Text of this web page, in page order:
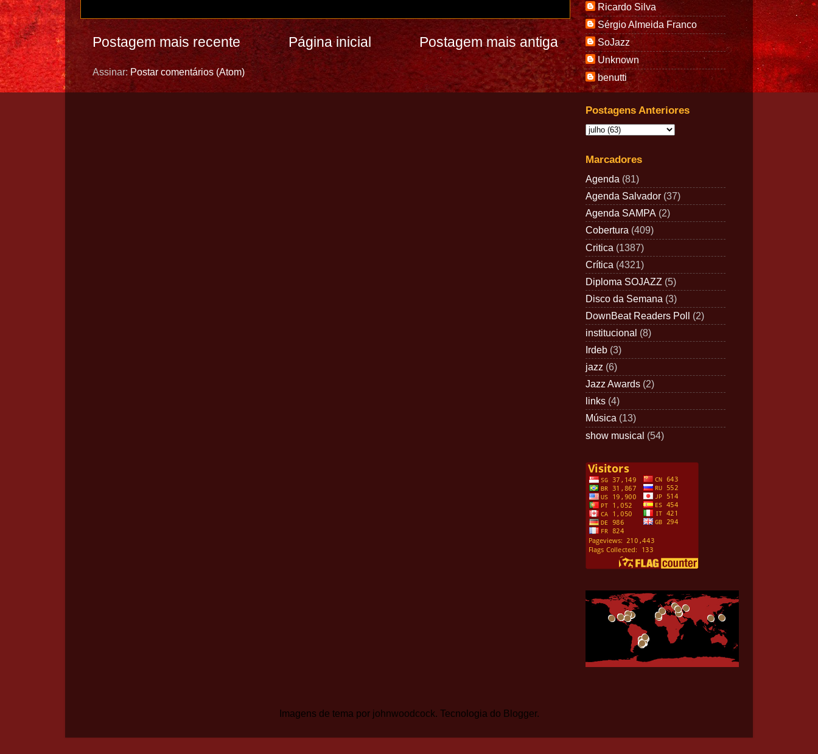
Postagem mais recente Postagem mais antiga
Página inicial
Assinar:Postar comentários (Atom)
Ricardo Silva
Sérgio Almeida Franco
SoJazz
Unknown
benutti
Postagens Anteriores
Marcadores
Agenda (81)
Agenda Salvador (37)
Agenda SAMPA (2)
Cobertura (409)
Critica (1387)
Crítica (4321)
Diploma SOJAZZ (5)
Disco da Semana (3)
DownBeat Readers Poll (2)
institucional (8)
Irdeb (3)
jazz (6)
Jazz Awards (2)
links (4)
Música (13)
show musical (54)
Imagens de tema por johnwoodcock. Tecnologia do Blogger.